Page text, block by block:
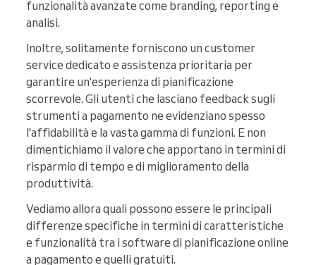
funzionalità avanzate come branding, reporting e
analisi.
Inoltre, solitamente forniscono un customer
service dedicato e assistenza prioritaria per
garantire un'esperienza di pianificazione
scorrevole. Gli utenti che lasciano feedback sugli
strumenti a pagamento ne evidenziano spesso
l'affidabilità e la vasta gamma di funzioni. E non
dimentichiamo il valore che apportano in termini di
risparmio di tempo e di miglioramento della
produttività.
Vediamo allora quali possono essere le principali
differenze specifiche in termini di caratteristiche
e funzionalità tra i software di pianificazione online
a pagamento e quelli gratuiti.